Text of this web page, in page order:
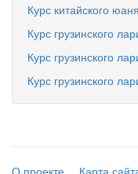
Курс китайского юаня
Курс грузинского
Курс грузинского
Курс грузинского
О проекте Карта